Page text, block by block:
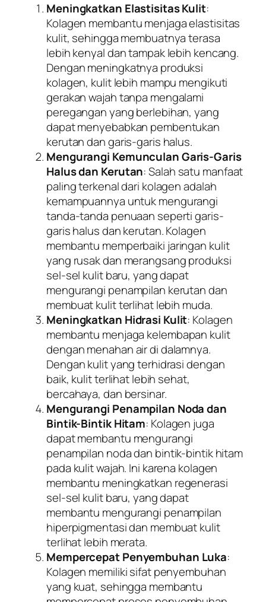
Meningkatkan Elastisitas Kulit:
Kolagen membantu menjaga elastisitas
kulit, sehingga membuatnya terasa
lebih kenyal dan tampak lebih kencang.
Dengan meningkatnya produksi
kolagen, kulit lebih mampu mengikuti
gerakan wajah tanpa mengalami
peregangan yang berlebihan, yang
dapat menyebabkan pembentukan
kerutan dan garis-garis halus.
Mengurangi Kemunculan Garis-Garis
Halus dan Kerutan: Salah satu manfaat
paling terkenal dari kolagen adalah
kemampuannya untuk mengurangi
tanda-tanda penuaan seperti garis-
garis halus dan kerutan. Kolagen
membantu memperbaiki jaringan kulit
yang rusak dan merangsang produksi
sel-sel kulit baru, yang dapat
mengurangi penampilan kerutan dan
membuat kulit terlihat lebih muda.
Meningkatkan Hidrasi Kulit: Kolagen
membantu menjaga kelembapan kulit
dengan menahan air di dalamnya.
Dengan kulit yang terhidrasi dengan
baik, kulit terlihat lebih sehat,
bercahaya, dan bersinar.
Mengurangi Penampilan Noda dan
Bintik-Bintik Hitam: Kolagen juga
dapat membantu mengurangi
penampilan noda dan bintik-bintik hitam
pada kulit wajah. Ini karena kolagen
membantu meningkatkan regenerasi
sel-sel kulit baru, yang dapat
membantu mengurangi penampilan
hiperpigmentasi dan membuat kulit
terlihat lebih merata.
Mempercepat Penyembuhan Luka:
Kolagen memiliki sifat penyembuhan
yang kuat, sehingga membantu